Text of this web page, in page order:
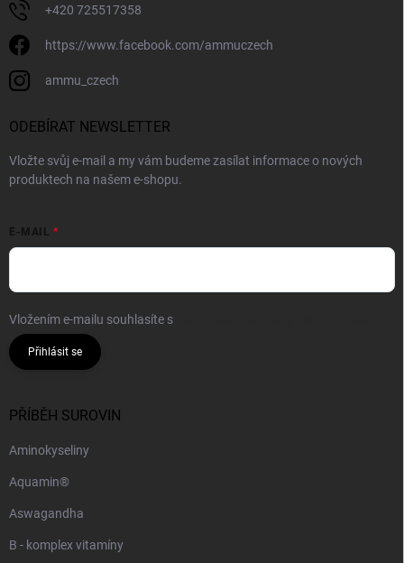
+420 725517358
https://www.facebook.com/ammuczech
ammu_czech
ODEBÍRAT NEWSLETTER
Vložte svůj e-mail a my vám budeme zasílat informace o nových
produktech na našem e-shopu.
E-MAIL
Vložením e-mailu souhlasíte s
Přihlásit se
PŘÍBĚH SUROVIN
Aminokyseliny
Aquamin®
Aswagandha
B - komplex vitamíny